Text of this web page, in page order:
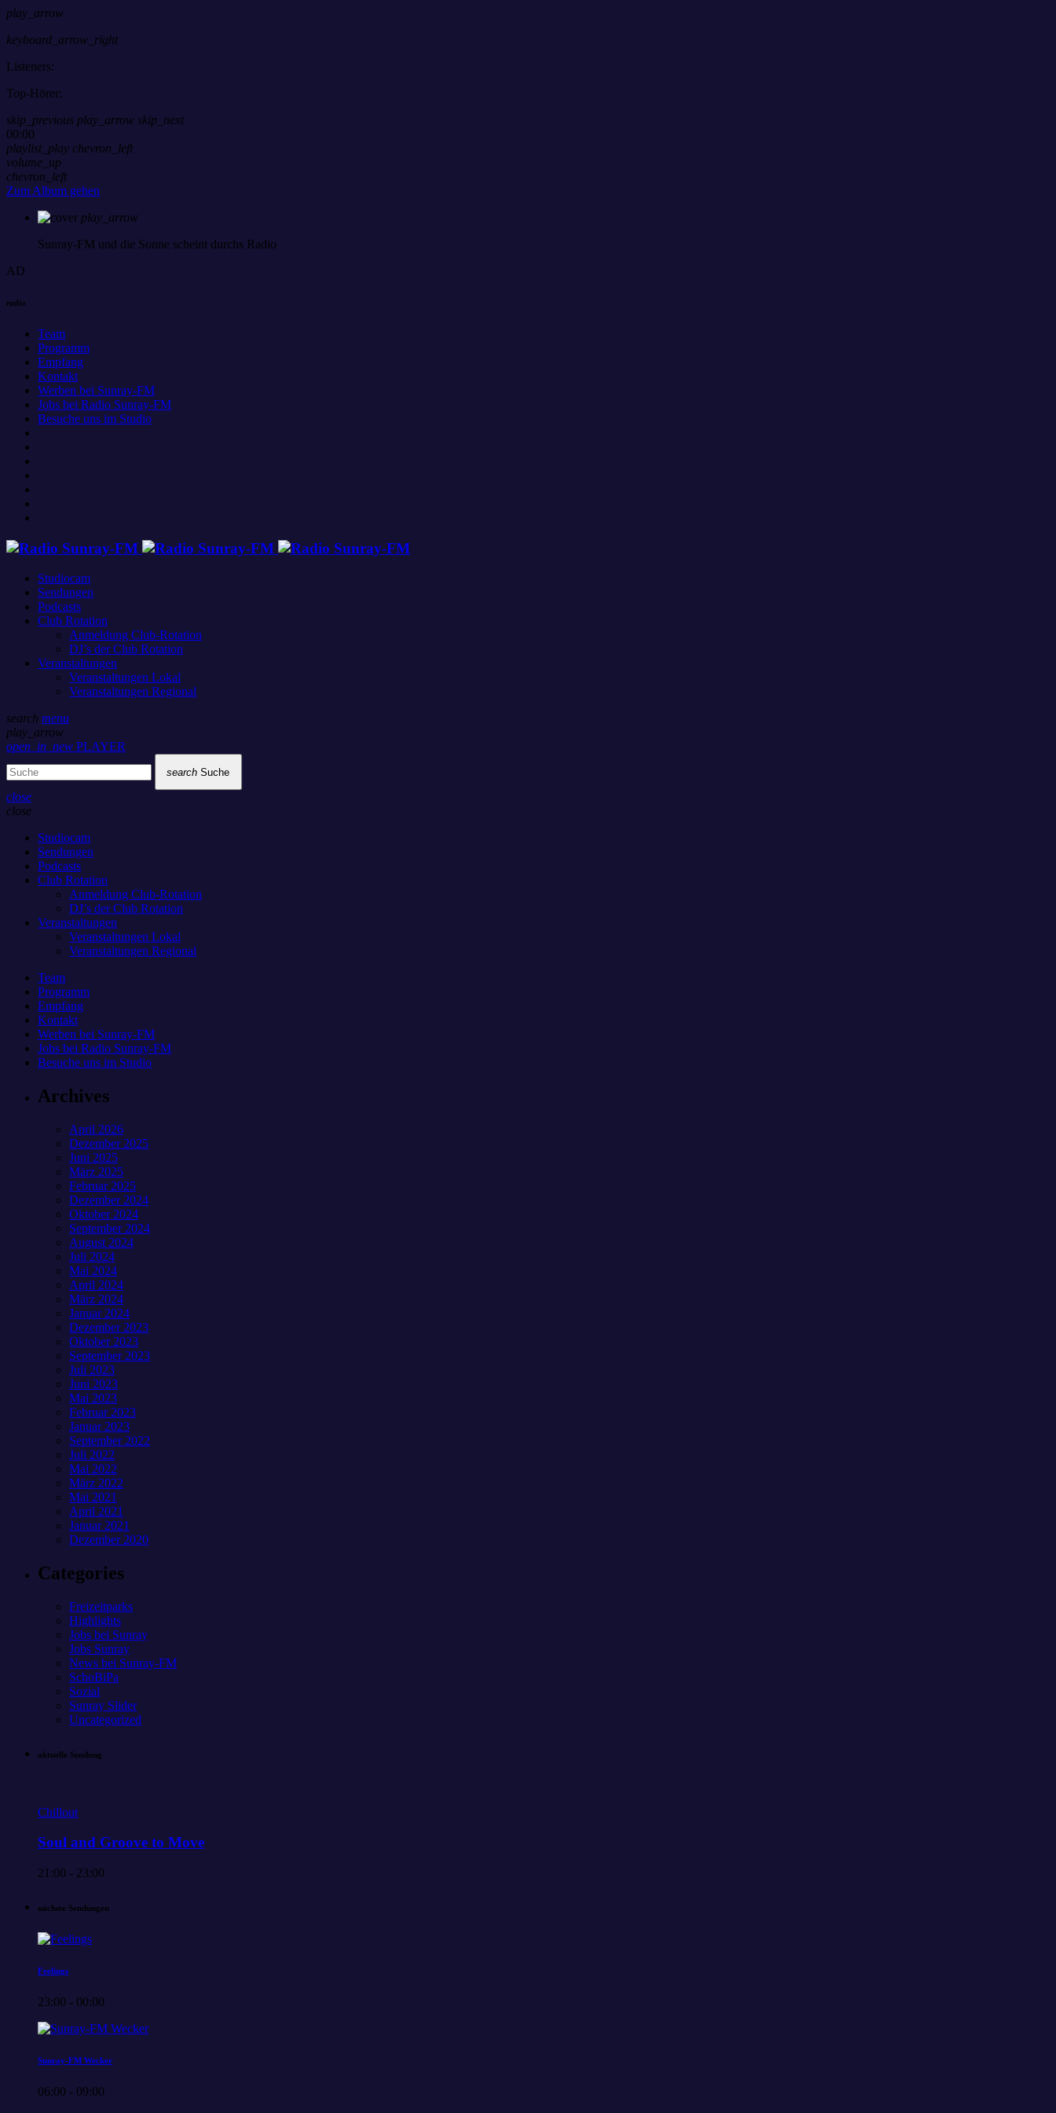
play_arrow
keyboard_arrow_right
Listeners:
Top-Hörer:
skip_previous play_arrow skip_next
00:00
playlist_play chevron_left
volume_up
chevron_left
Zum Album gehen
play_arrow
Sunray-FM und die Sonne scheint durchs Radio
AD
radio
Team
Programm
Empfang
Kontakt
Werben bei Sunray-FM
Jobs bei Radio Sunray-FM
Besuche uns im Studio
Studiocam
Sendungen
Podcasts
Club Rotation
Anmeldung Club-Rotation
DJ’s der Club Rotation
Veranstaltungen
Veranstaltungen Lokal
Veranstaltungen Regional
search menu
play_arrow
open_in_new PLAYER
search Suche
close
close
Studiocam
Sendungen
Podcasts
Club Rotation
Anmeldung Club-Rotation
DJ’s der Club Rotation
Veranstaltungen
Veranstaltungen Lokal
Veranstaltungen Regional
Team
Programm
Empfang
Kontakt
Werben bei Sunray-FM
Jobs bei Radio Sunray-FM
Besuche uns im Studio
Archives
April 2026
Dezember 2025
Juni 2025
März 2025
Februar 2025
Dezember 2024
Oktober 2024
September 2024
August 2024
Juli 2024
Mai 2024
April 2024
März 2024
Januar 2024
Dezember 2023
Oktober 2023
September 2023
Juli 2023
Juni 2023
Mai 2023
Februar 2023
Januar 2023
September 2022
Juli 2022
Mai 2022
März 2022
Mai 2021
April 2021
Januar 2021
Dezember 2020
Categories
Freizeitparks
Highlights
Jobs bei Sunray
Jobs Sunray
News bei Sunray-FM
SchoBiPa
Sozial
Sunray Slider
Uncategorized
aktuelle Sendung
Chillout
Soul and Groove to Move
21:00 - 23:00
nächste Sendungen
Feelings
23:00 - 00:00
Sunray-FM Wecker
06:00 - 09:00